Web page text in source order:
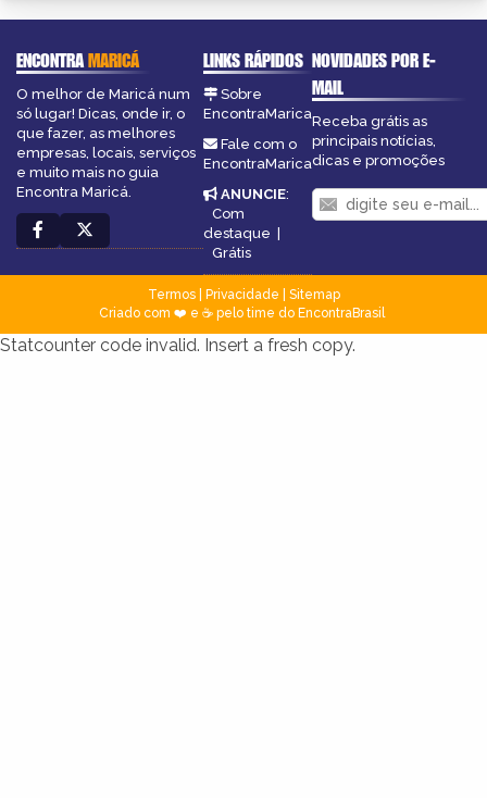
ENCONTRAMARICÁ
O melhor de Maricá num
só lugar! Dicas, onde ir, o
que fazer, as melhores
empresas, locais, serviços
e muito mais no guia
Encontra Maricá.
LINKS RÁPIDOS
Sobre
EncontraMarica
Fale com o
EncontraMarica
ANUNCIE:
Com
destaque |
Grátis
NOVIDADES POR E-
MAIL
Receba grátis as
principais notícias,
dicas e promoções
Termos| Privacidade
Sitemap
Criado com ❤️ e ☕ pelo time do EncontraBrasil
Statcounter code invalid. Insert a fresh copy.